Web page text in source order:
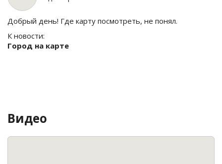
Добрый день! Где карту посмотреть, не понял.
К новости:
Город на карте
Видео